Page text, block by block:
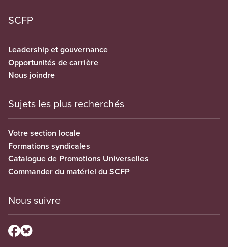
SCFP
Leadership et gouvernance
Opportunités de carrière
Nous joindre
Sujets les plus recherchés
Votre section locale
Formations syndicales
Catalogue de Promotions Universelles
Commander du matériel du SCFP
Nous suivre